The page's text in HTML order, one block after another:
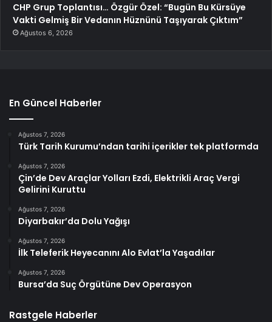
CHP Grup Toplantısı… Özgür Özel: “Bugün Bu Kürsüye
Vakti Gelmiş Bir Vedanın Hüznünü Taşıyarak Çıktım”
Ağustos 6, 2026
En Güncel Haberler
Ağustos 7, 2026
Türk Tarih Kurumu’ndan tarihi içerikler tek platformda
Ağustos 7, 2026
Çin’de Dev Araçlar Yolları Ezdi, Elektrikli Araç Vergi
Gelirini Kuruttu
Ağustos 7, 2026
Diyarbakır’da Dolu Yağışı
Ağustos 7, 2026
İlk Teleferik Heyecanını Alo Evlat’la Yaşadılar
Ağustos 7, 2026
Bursa’da Suç Örgütüne Dev Operasyon
Rastgele Haberler